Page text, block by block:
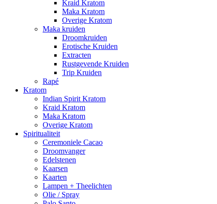
Kraid Kratom
Maka Kratom
Overige Kratom
Maka kruiden
Droomkruiden
Erotische Kruiden
Extracten
Rustgevende Kruiden
Trip Kruiden
Rapé
Kratom
Indian Spirit Kratom
Kraid Kratom
Maka Kratom
Overige Kratom
Spiritualiteit
Ceremoniele Cacao
Droomvanger
Edelstenen
Kaarsen
Kaarten
Lampen + Theelichten
Olie / Spray